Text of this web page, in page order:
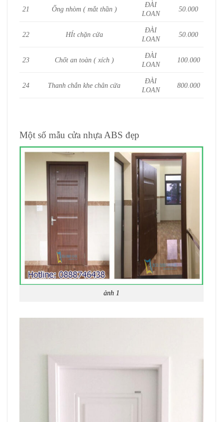
21 Ống nhòm ( mắt thần )
ĐÀI
LOAN
50.000
22 HÍt chặn cửa
ĐÀI
LOAN
50.000
23 Chốt an toàn ( xích )
ĐÀI
LOAN
100.000
24 Thanh chắn khe chân cửa
ĐÀI
LOAN
800.000
Một số mẫu cửa nhựa ABS đẹp
ảnh 1